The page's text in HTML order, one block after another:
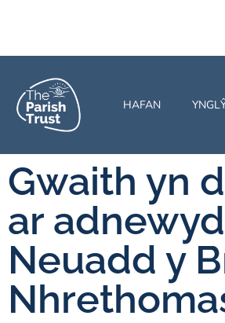
HAFAN
Gwaith yn
ar
Neuadd y